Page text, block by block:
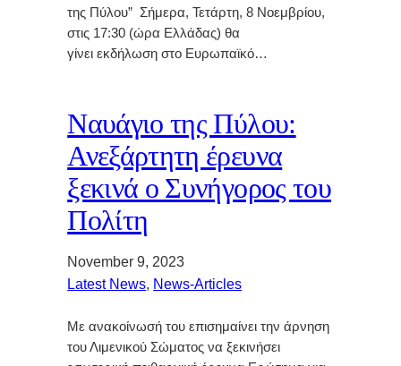
της Πύλου” Σήμερα, Τετάρτη, 8 Νοεμβρίου,
στις 17:30 (ώρα Ελλάδας) θα
γίνει εκδήλωση στο Ευρωπαϊκό…
Ναυάγιο της Πύλου:
Ανεξάρτητη έρευνα
ξεκινά ο Συνήγορος του
Πολίτη
November 9, 2023
Latest News, News-Articles
Με ανακοίνωσή του επισημαίνει την άρνηση
του Λιμενικού Σώματος να ξεκινήσει